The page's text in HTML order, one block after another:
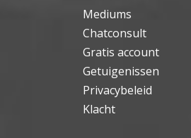
Mediums
Chatconsult
Gratis account
Getuigenissen
Privacybeleid
Klacht